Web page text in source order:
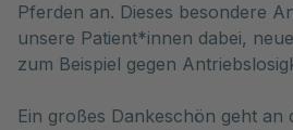
Pferden an. Dieses besondere
unsere Patient*innen dabei,
zum Beispiel gegen
Ein großes Dankeschön geht an